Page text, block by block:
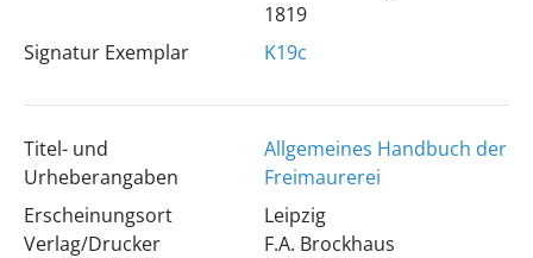
1819
Signatur Exemplar
K19c
Titel- und
Urheberangaben
Allgemeines Handbuch der
Freimaurerei
Erscheinungsort
Verlag/Drucker
Leipzig
F.A. Brockhaus